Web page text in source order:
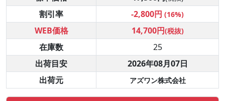
割引率 -2,800円 (16%)
WEB価格 14,700円(税抜)
在庫数
25
出荷目安
2026年08月07日
出荷元
アズワン株式会社